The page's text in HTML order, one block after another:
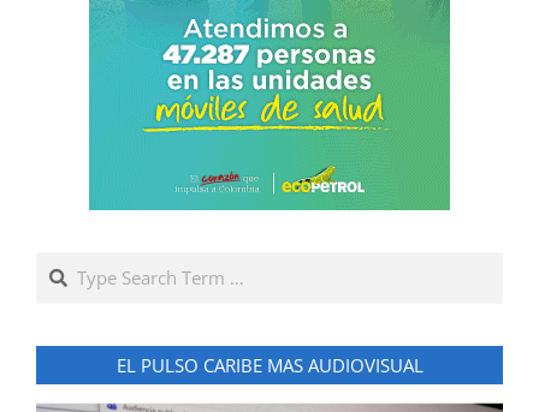
Search
EL PULSO CARIBE MAS AUDIOVISUAL